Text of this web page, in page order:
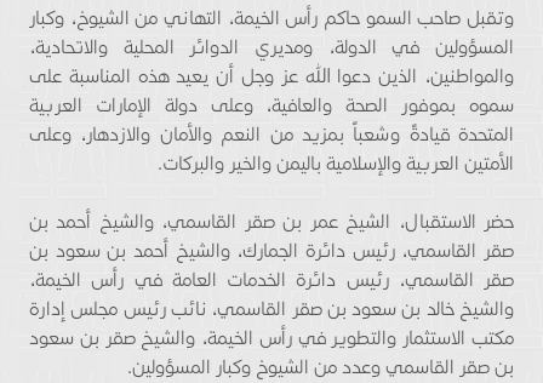
وتقبل صاحب السمو حاكم رأس الخيمة، التهاني من الشيوخ، وكبار
المسؤولين في الدولة، ومديري الدوائر المحلية والاتحادية،
والمواطنين، الذين دعوا الله عز وجل أن يعيد هذه المناسبة على
سموه بموفور الصحة والعافية، وعلى دولة الإمارات العربية
المتحدة قيادةً وشعباً بمزيد من النعم والأمان والازدهار، وعلى
الأمتين العربية والإسلامية باليمن والخير والبركات.
حضر الاستقبال، الشيخ عمر بن صقر القاسمي، والشيخ أحمد بن
صقر القاسمي، رئيس دائرة الجمارك، والشيخ أحمد بن سعود بن
صقر القاسمي، رئيس دائرة الخدمات العامة في رأس الخيمة،
والشيخ خالد بن سعود بن صقر القاسمي، نائب رئيس مجلس إدارة
مكتب الاستثمار والتطوير في رأس الخيمة، والشيخ صقر بن سعود
بن صقر القاسمي وعدد من الشيوخ وكبار المسؤولين.